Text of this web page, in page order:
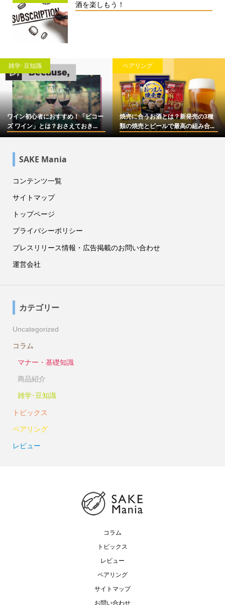
酒を楽しもう！
雑学･豆知識
ワイン初心者におすすめ！「ビコー
ズ ワイン」とは？おさえておき...
ペアリング
焼売に合うお酒とは？新発売の3種
類の焼売とビールで最高の組み合...
SAKE Mania
コンテンツ一覧
サイトマップ
トップページ
プライバシーポリシー
プレスリリース情報・広告掲載のお問い合わせ
運営会社
カテゴリー
Uncategorized
コラム
マナー・基礎知識
商品紹介
雑学･豆知識
トピックス
ペアリング
レビュー
コラム
トピックス
レビュー
ペアリング
サイトマップ
お問い合わせ